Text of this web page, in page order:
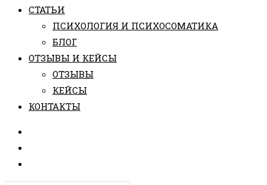
СТАТЬИ
ПCИХОЛОГИЯ И ПСИХОСОМАТИКА
БЛОГ
ОТЗЫВЫ И КЕЙСЫ
ОТЗЫВЫ
КЕЙСЫ
КОНТАКТЫ